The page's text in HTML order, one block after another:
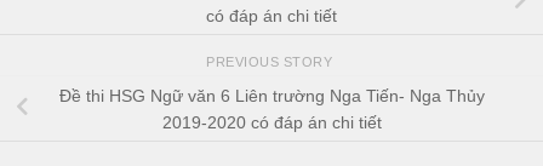
có đáp án chi tiết
PREVIOUS STORY
Đề thi HSG Ngữ văn 6 Liên trường Nga Tiến- Nga Thủy
2019-2020 có đáp án chi tiết